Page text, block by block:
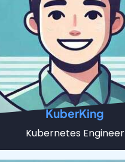
KuberKing
Kubernetes Engineer